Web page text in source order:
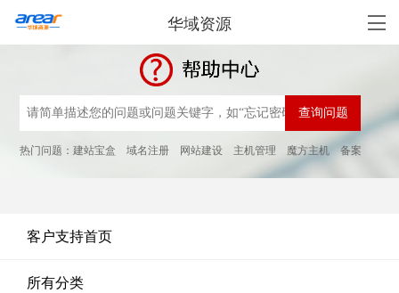
华域资源
热门问题：建站宝盒 域名注册 网站建设 主机管理 魔方主机 备案
客户支持首页
所有分类